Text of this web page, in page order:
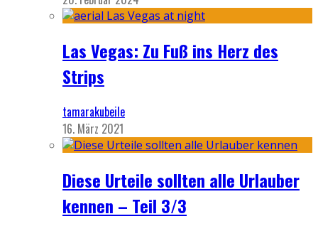
Las Vegas: Zu Fuß ins Herz des
Strips
tamarakubeile
16. März 2021
Diese Urteile sollten alle Urlauber
kennen – Teil 3/3